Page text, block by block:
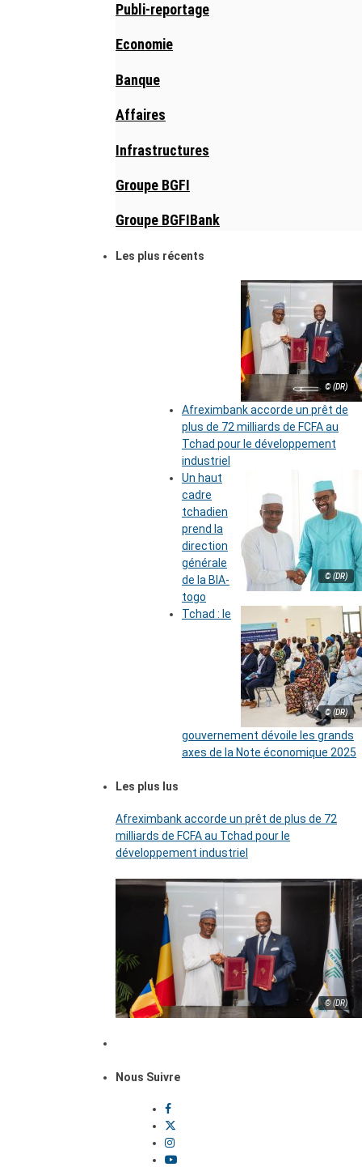
Publi-reportage
Economie
Banque
Affaires
Infrastructures
Groupe BGFI
Groupe BGFIBank
Les plus récents
© (DR)
Afreximbank accorde un prêt de
plus de 72 milliards de FCFA au
Tchad pour le développement
industriel
© (DR)
Un haut
cadre
tchadien
prend la
direction
générale
de la BIA-
togo
© (DR)
Tchad : le
gouvernement dévoile les grands
axes de la Note économique 2025
Les plus lus
Afreximbank accorde un prêt de plus de 72
milliards de FCFA au Tchad pour le
développement industriel
© (DR)
Nous Suivre